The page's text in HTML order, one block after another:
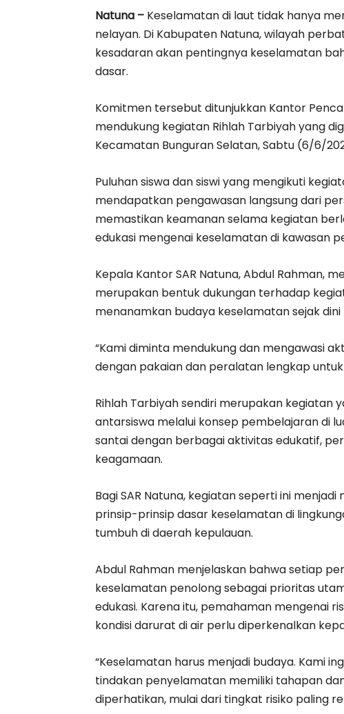
Natuna – Keselamatan di laut tidak hanya
nelayan. Di Kabupaten Natuna, wilayah
kesadaran akan pentingnya keselamatan
dasar.
Komitmen tersebut ditunjukkan Kantor
mendukung kegiatan Rihlah Tarbiyah yang
Kecamatan Bunguran Selatan, Sabtu (6/6/
Puluhan siswa dan siswi yang mengikuti
mendapatkan pengawasan langsung dari
memastikan keamanan selama kegiatan
edukasi mengenai keselamatan di kawasan
Kepala Kantor SAR Natuna, Abdul Rahman,
merupakan bentuk dukungan terhadap
menanamkan budaya keselamatan sejak
“Kami diminta mendukung dan mengawasi
dengan pakaian dan peralatan lengkap
Rihlah Tarbiyah sendiri merupakan
antarsiswa melalui konsep pembelajaran di
santai dengan berbagai aktivitas edukatif,
keagamaan.
Bagi SAR Natuna, kegiatan seperti ini
prinsip-prinsip dasar keselamatan di
tumbuh di daerah kepulauan.
Abdul Rahman menjelaskan bahwa setiap
keselamatan penolong sebagai prioritas
edukasi. Karena itu, pemahaman mengenai
kondisi darurat di air perlu diperkenalkan
“Keselamatan harus menjadi budaya. Kami
tindakan penyelamatan memiliki tahapan
diperhatikan, mulai dari tingkat risiko paling